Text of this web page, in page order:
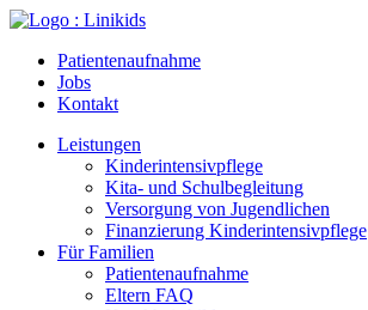
Skip
contentPatientenaufnahme
Jobs
Kontakt
Leistungen
Kinderintensivpflege
Kita- und Schulbegleitung
Versorgung von Jugendlichen
Finanzierung Kinderintensivpflege
Für Familien
Patientenaufnahme
Eltern FAQ